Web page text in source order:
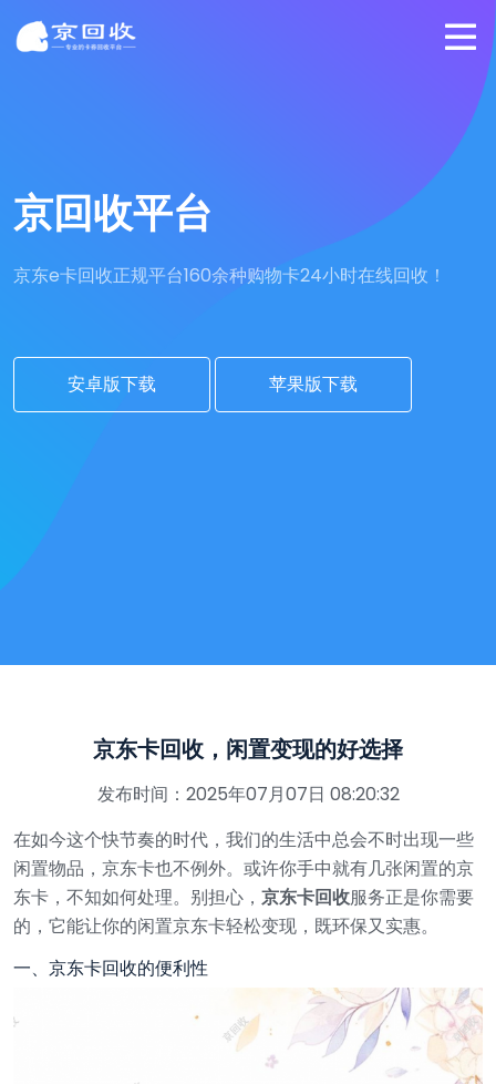
京回收平台
京东e卡回收正规平台160余种购物卡24小时在线回收！
安卓版下载 苹果版下载
京东卡回收，闲置变现的好选择
发布时间：2025年07月07日 08:20:32
在如今这个快节奏的时代，我们的生活中总会不时出现一些
闲置物品，京东卡也不例外。或许你手中就有几张闲置的京
东卡，不知如何处理。别担心， 京东卡回收服务正是你需要
的，它能让你的闲置京东卡轻松变现，既环保又实惠。
一、京东卡回收的便利性